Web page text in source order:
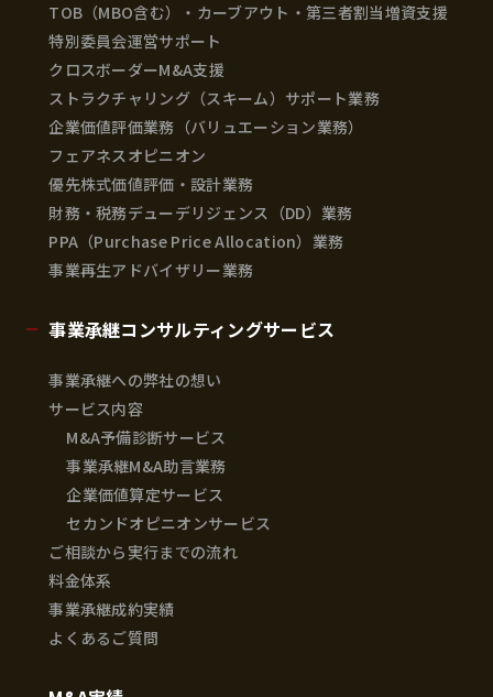
TOB（MBO含む）・カーブアウト・第三者割当増資支援
特別委員会運営サポート
クロスボーダーM&A支援
ストラクチャリング（スキーム）サポート業務
企業価値評価業務（バリュエーション業務）
フェアネスオピニオン
優先株式価値評価・設計業務
財務・税務デューデリジェンス（DD）業務
PPA（Purchase Price Allocation）業務
事業再生アドバイザリー業務
事業承継コンサルティングサービス
事業承継への弊社の想い
サービス内容
M&A予備診断サービス
事業承継M&A助言業務
企業価値算定サービス
セカンドオピニオンサービス
ご相談から実行までの流れ
料金体系
事業承継成約実績
よくあるご質問